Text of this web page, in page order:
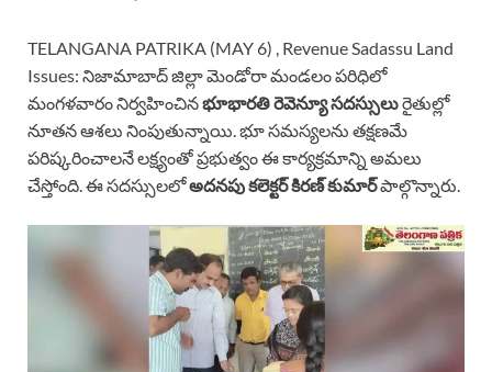
TELANGANA PATRIKA (MAY 6) , Revenue Sadassu Land
Issues: నిజామాబాద్ జిల్లా మెండోరా మండలం పరిధిలో
మంగళవారం నిర్వహించినభూభారతి రెవెన్యూ సదస్సులురైతుల్లో
నూతన ఆశలు నింపుతున్నాయి. భూ సమస్యలను తక్షణమే
పరిష్కరించాలనే లక్ష్యంతో ప్రభుత్వం ఈ కార్యక్రమాన్ని అమలు
చేస్తోంది. ఈ సదస్సులలోఅదనపు కలెక్టర్ కిరణ్ కుమార్పాల్గొన్నారు.